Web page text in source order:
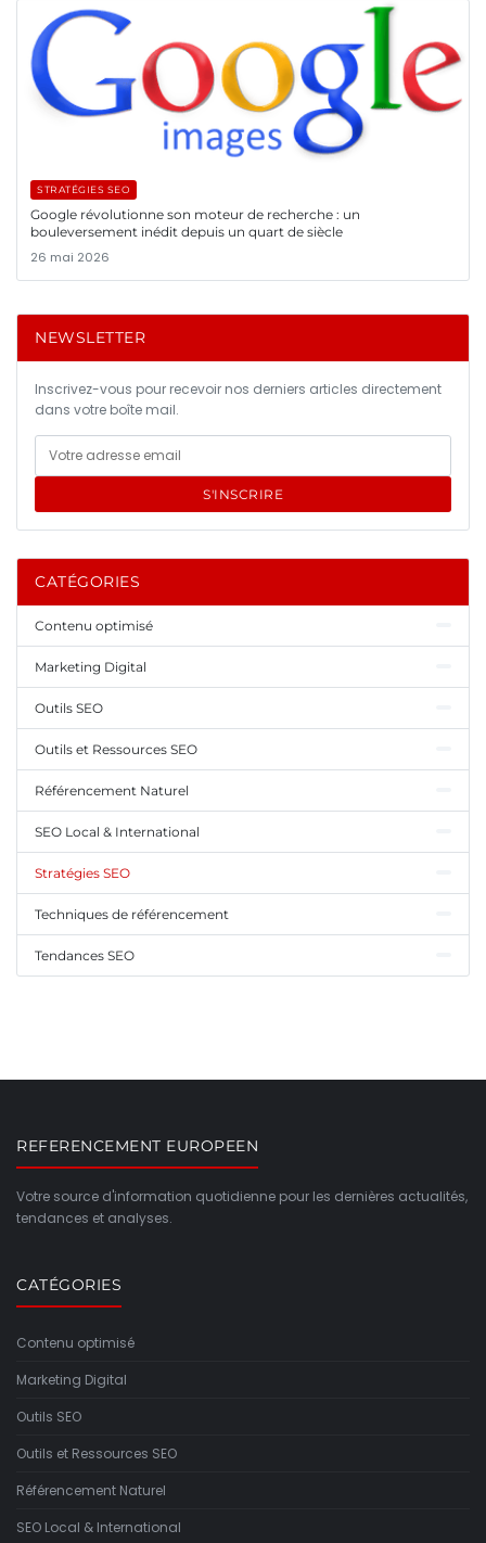
STRATÉGIES SEO
Google révolutionne son moteur de recherche : un
bouleversement inédit depuis un quart de siècle
26 mai 2026
NEWSLETTER
Inscrivez-vous pour recevoir nos derniers articles directement
dans votre boîte mail.
S'INSCRIRE
CATÉGORIES
Contenu optimisé
Marketing Digital
Outils SEO
Outils et Ressources SEO
Référencement Naturel
SEO Local & International
Stratégies SEO
Techniques de référencement
Tendances SEO
REFERENCEMENT EUROPEEN
Votre source d'information quotidienne pour les dernières actualités,
tendances et analyses.
CATÉGORIES
Contenu optimisé
Marketing Digital
Outils SEO
Outils et Ressources SEO
Référencement Naturel
SEO Local & International